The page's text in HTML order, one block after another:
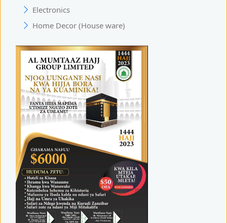
Electronics
Home Decor (House ware)